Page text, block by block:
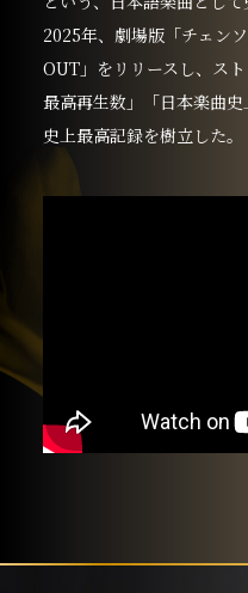
2025年、劇場版「チェン
OUT」をリリースし、ス
最高再生数」「日本楽曲
史上最高記録を樹立した。